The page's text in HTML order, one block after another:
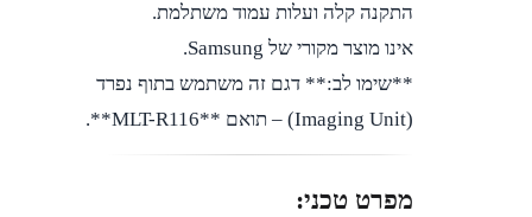
התקנה קלה ועלות עמוד משתלמת.
אינו מוצר מקורי של Samsung.
**שימו לב:** דגם זה משתמש בתוף נפרד
(Imaging Unit) – תואם **MLT-R116**.
מפרט טכני: